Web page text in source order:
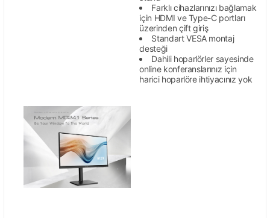
Farklı cihazlarınızı bağlamak
için HDMI ve Type-C portları
üzerinden çift giriş
Standart VESA montaj
desteği
Dahili hoparlörler sayesinde
online konferanslarınız için
harici hoparlöre ihtiyacınız yok